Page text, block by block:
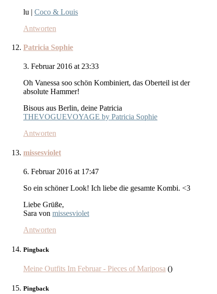
lu | Coco & Louis
Antworten
Patricia Sophie
3. Februar 2016 at 23:33
Oh Vanessa soo schön Kombiniert, das Oberteil ist der
absolute Hammer!
Bisous aus Berlin, deine Patricia
THEVOGUEVOYAGE by Patricia Sophie
Antworten
missesviolet
6. Februar 2016 at 17:47
So ein schöner Look! Ich liebe die gesamte Kombi. <3
Liebe Grüße,
Sara von missesviolet
Antworten
Pingback
Meine Outfits Im Februar - Pieces of Mariposa ()
Pingback